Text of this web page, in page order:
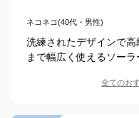
ネコネコ(40代・男性)
洗練されたデザインで
まで幅広く使えるソー
全てのお